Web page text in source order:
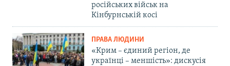
російських військ на
Кінбурнській косі
ПРАВА ЛЮДИНИ
«Крим – єдиний регіон, де
українці – меншість»: дискусія